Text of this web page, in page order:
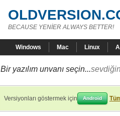
BECAUSE YENİER ALWAYS BETTER!
Windows Mac Linux
Bir yazılım unvanı seçin...
Versiyonları göstermek için Android